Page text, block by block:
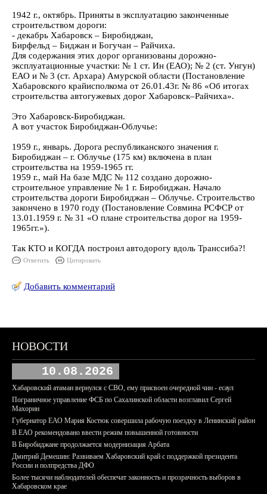
1942 г., октябрь. Приняты в эксплуатацию законченные
строительством дороги:
- декабрь Хабаровск – Биробиджан,
Бирфельд – Биджан и Богучан – Райчиха.
Для содержания этих дорог организованы дорожно-
эксплуатационные участки: № 1 ст. Ин (ЕАО); № 2 (ст. Унгун)
ЕАО и № 3 (ст. Архара) Амурской области (Постановление
Хабаровского крайисполкома от 26.01.43г. № 86 «Об итогах
строительства автогужевых дорог Хабаровск–Райчиха».
Это Хабаровск-Биробиджан.
А вот участок Биробиджан-Облучье:
1959 г., январь. Дорога республиканского значения г.
Биробиджан – г. Облучье (175 км) включена в план
строительства на 1959-1965 гг.
1959 г., май На базе МДС № 112 создано дорожно-
строительное управление № 1 г. Биробиджан. Начало
строительства дороги Биробиджан – Облучье. Строительство
закончено в 1970 году (Постановление Совмина РСФСР от
13.01.1959 г. № 31 «О плане строительства дорог на 1959-
1965гг.»).
Так КТО и КОГДА построил автодорогу вдоль Транссиба?!
Ответить Цитировать
Добавить комментарий
НОВОСТИ
10.08.2026
Хабаровский атаман вернулся с СВО, ему присвоен очередной чин - есаул
Пограничное управление ФСБ по Сахалинской области возглавил Сергей
Махорин
Губернатор ЕАО Мария Костюк совершила рабочую поездку в Ленинский район
В ЕАО рекомендовано ввести режим повышенной готовности
В Биробиджане продолжается модернизация Арбата
Дмитрий Демешин: Развиваем Хабаровский край с поддержкой президента
России и полпредства ДФО
Более тысячи наблюдателей обеспечат законность и прозрачность выборов в
Хабаровском крае